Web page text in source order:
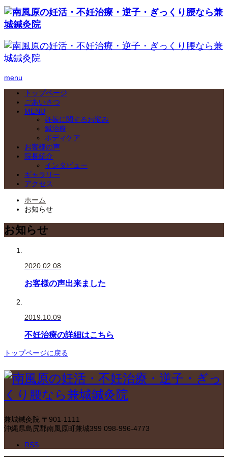
menu
トップページ
ごあいさつ
MENU
妊娠に関するお悩み
鍼治療
ボディケア
お客様の声
院長紹介
インタビュー
ギャラリー
アクセス
ホーム
お知らせ
お知らせ
2020.02.08
お客様の声出来ました
2019.10.09
不妊治療の詳細はこちら
トップページに戻る
兼城鍼灸院 〒901-1111
沖縄県島尻郡南風原町兼城399 098-996-4773
RSS